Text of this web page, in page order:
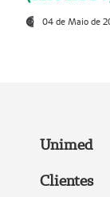
04 de Maio de
Unimed
Clientes